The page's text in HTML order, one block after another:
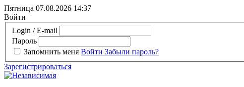
Пятница 07.08.2026 14:37
Войти
Login / E-mail
Пароль
Запомнить меня Войти Забыли пароль?
Зарегистрироваться